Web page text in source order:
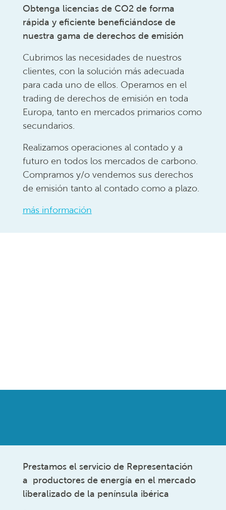
Obtenga licencias de CO2 de forma
rápida y eficiente beneficiándose de
nuestra gama de derechos de emisión
Cubrimos las necesidades de nuestros
clientes, con la solución más adecuada
para cada uno de ellos. Operamos en el
trading de derechos de emisión en toda
Europa, tanto en mercados primarios como
secundarios.
Realizamos operaciones al contado y a
futuro en todos los mercados de carbono.
Compramos y/o vendemos sus derechos
de emisión tanto al contado como a plazo.
más información
Prestamos el servicio de Representación
a productores de energía en el mercado
liberalizado de la península ibérica